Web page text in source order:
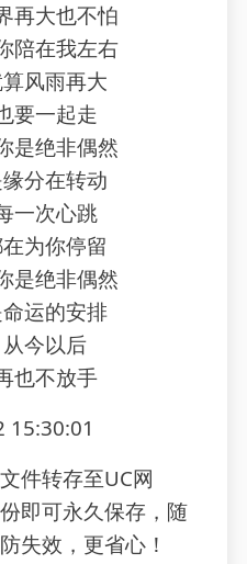
再大也不怕
陪在我左右
风雨再大
要一起走
是绝非偶然
分在转动
一次心跳
为你停留
是绝非偶然
运的安排
从今以后
也不放手
15:30:01
件转存至UC网
即可永久保存，随
失效，更省心！